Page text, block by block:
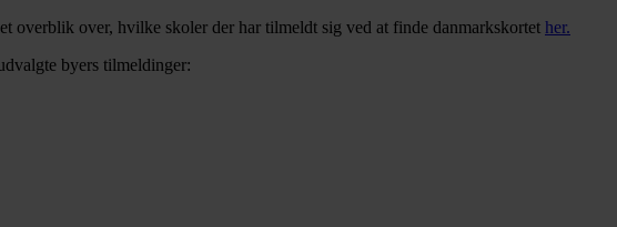
overblik over, hvilke skoler der har tilmeldt sig ved at finde danmarkskortet her.
byers tilmeldinger: